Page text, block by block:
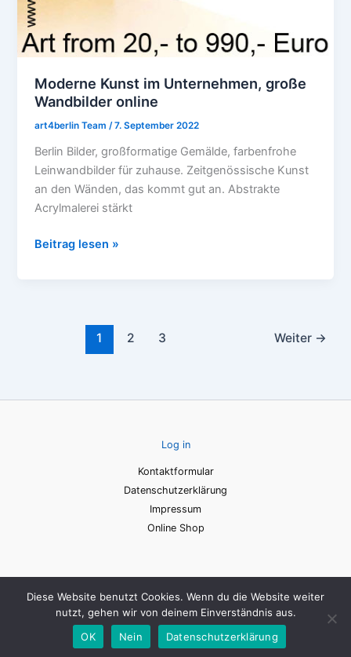
Moderne Kunst im Unternehmen, große
Wandbilder online
art4berlin Team/7. September 2022
Berlin Bilder, großformatige Gemälde, farbenfrohe
Leinwandbilder für zuhause. Zeitgenössische Kunst
an den Wänden, das kommt gut an. Abstrakte
Acrylmalerei stärkt
Beitrag lesen »
1 2 3 Weiter →
Log in
Kontaktformular
Datenschutzerklärung
Impressum
Online Shop
Copyright © 2026 art4berlin | All Rights Reserved.
Diese Website benutzt Cookies. Wenn du die Website weiter
nutzt, gehen wir von deinem Einverständnis aus.
OK
Nein Datenschutzerklärung